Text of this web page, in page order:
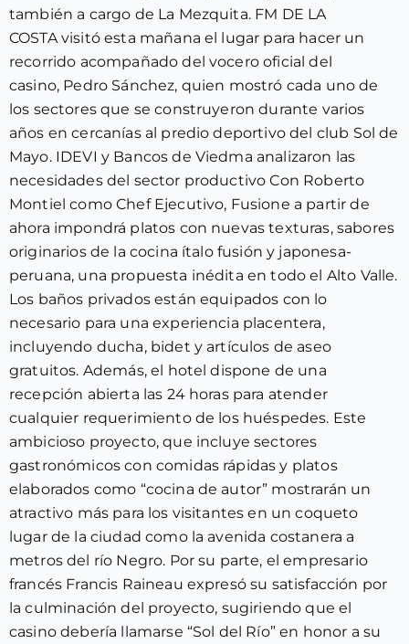
también a cargo de La Mezquita. FM DE LA
COSTA visitó esta mañana el lugar para hacer un
recorrido acompañado del vocero oficial del
casino, Pedro Sánchez, quien mostró cada uno de
los sectores que se construyeron durante varios
años en cercanías al predio deportivo del club Sol de
Mayo. IDEVI y Bancos de Viedma analizaron las
necesidades del sector productivo Con Roberto
Montiel como Chef Ejecutivo, Fusione a partir de
ahora impondrá platos con nuevas texturas, sabores
originarios de la cocina ítalo fusión y japonesa-
peruana, una propuesta inédita en todo el Alto Valle.
Los baños privados están equipados con lo
necesario para una experiencia placentera,
incluyendo ducha, bidet y artículos de aseo
gratuitos. Además, el hotel dispone de una
recepción abierta las 24 horas para atender
cualquier requerimiento de los huéspedes. Este
ambicioso proyecto, que incluye sectores
gastronómicos con comidas rápidas y platos
elaborados como “cocina de autor” mostrarán un
atractivo más para los visitantes en un coqueto
lugar de la ciudad como la avenida costanera a
metros del río Negro. Por su parte, el empresario
francés Francis Raineau expresó su satisfacción por
la culminación del proyecto, sugiriendo que el
casino debería llamarse “Sol del Río” en honor a su